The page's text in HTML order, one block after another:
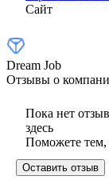
Сайт
Dream Job
Отзывы о
Пока нет
здесь
Поможете тем,
Оставить отзыв